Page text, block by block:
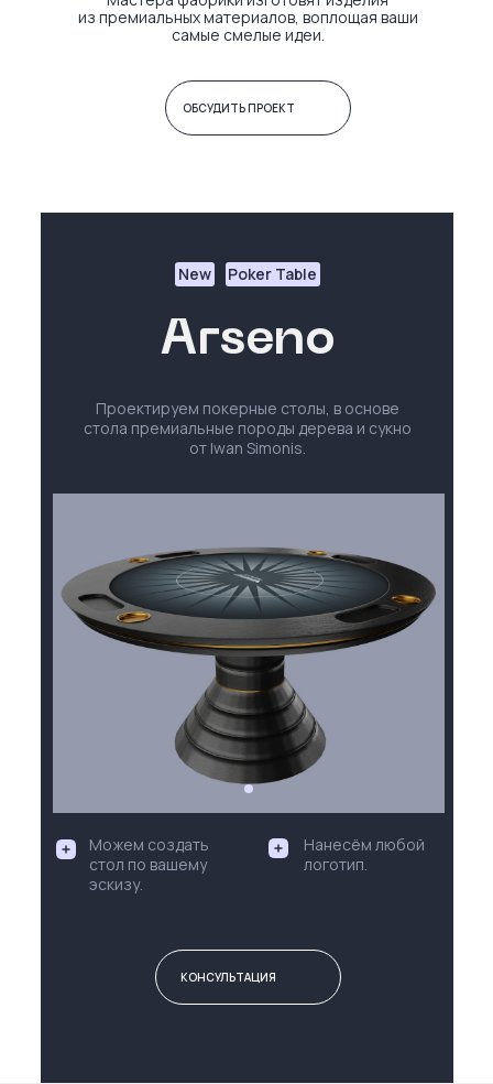
из премиальных материалов, воплощая ваши
самые смелые идеи.
ОБСУДИТЬ ПРОЕКТ
New Poker Table
Arseno
Проектируем покерные столы, в основе
стола премиальные породы дерева и сукно
от Iwan Simonis.
Можем создать
стол по вашему
эскизу.
Нанесём любой
логотип.
КОНСУЛЬТАЦИЯ